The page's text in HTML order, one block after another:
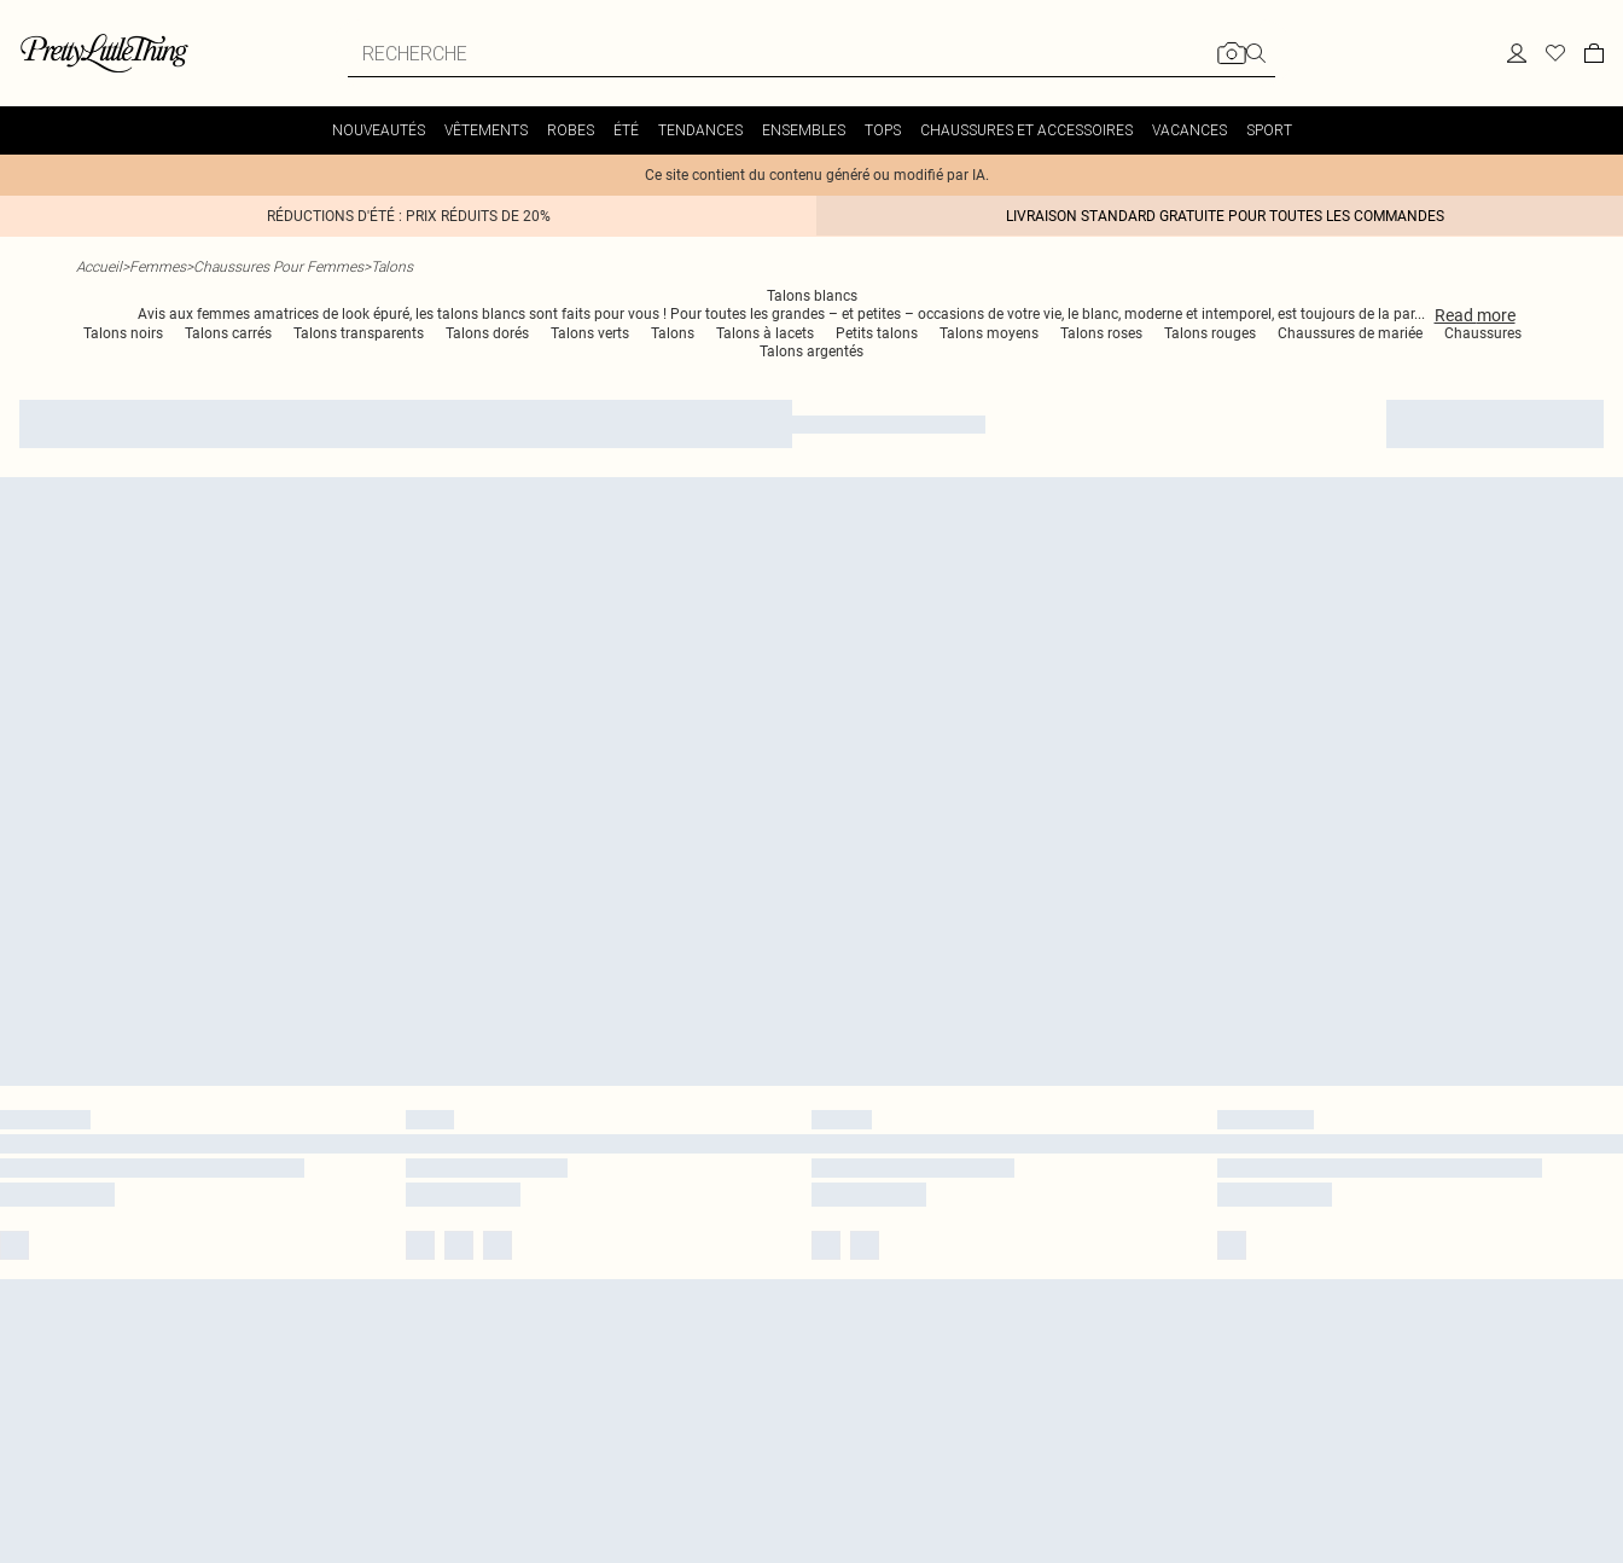
NOUVEAUTÉS VÊTEMENTS ROBES ÉTÉ TENDANCES ENSEMBLES TOPS CHAUSSURES ET ACCESSOIRES VACANCES SPORT
Ce site contient du contenu généré ou modifié par IA.
RÉDUCTIONS D'ÉTÉ : PRIX RÉDUITS DE 20% LIVRAISON STANDARD GRATUITE POUR TOUTES LES COMMANDES
Accueil>Femmes>Chaussures Pour Femmes>Talons
Talons blancs
Avis aux femmes amatrices de look épuré, les talons blancs sont faits pour vous ! Pour toutes les grandes – et petites – occasions de votre vie, le blanc, moderne et intemporel, est toujours de la par... Read more
Talons noirs Talons carrés Talons transparents Talons dorés Talons verts Talons Talons à lacets Petits talons Talons moyens Talons roses Talons rouges Chaussures de mariée
Chaussures
Talons argentés